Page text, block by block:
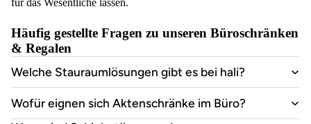
für das Wesentliche lassen.
Häufig gestellte Fragen zu unseren Büroschränken
& Regalen
Welche Stauraumlösungen gibt es bei hali?
Wofür eignen sich Aktenschränke im Büro?